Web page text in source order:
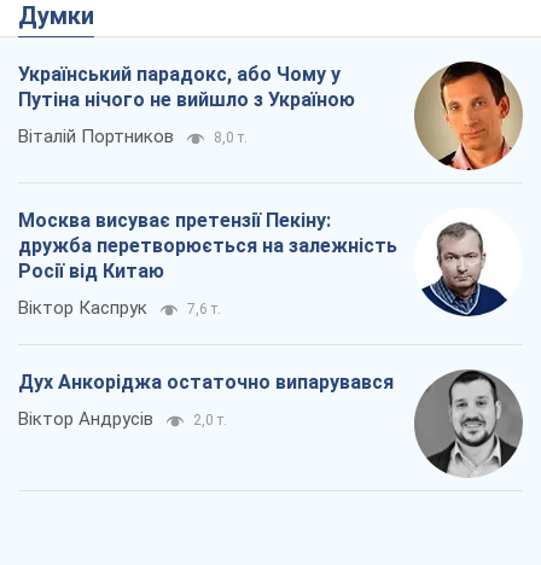
Думки
Український парадокс, або Чому у
Путіна нічого не вийшло з Україною
Віталій Портников 8,0 т.
Москва висуває претензії Пекіну:
дружба перетворюється на залежність
Росії від Китаю
Віктор Каспрук 7,6 т.
Дух Анкоріджа остаточно випарувався
Віктор Андрусів 2,0 т.